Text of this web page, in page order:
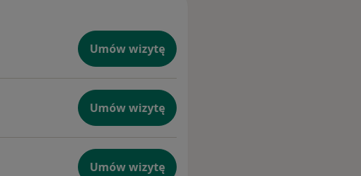
Umów wizytę
Umów wizytę
Umów wizytę